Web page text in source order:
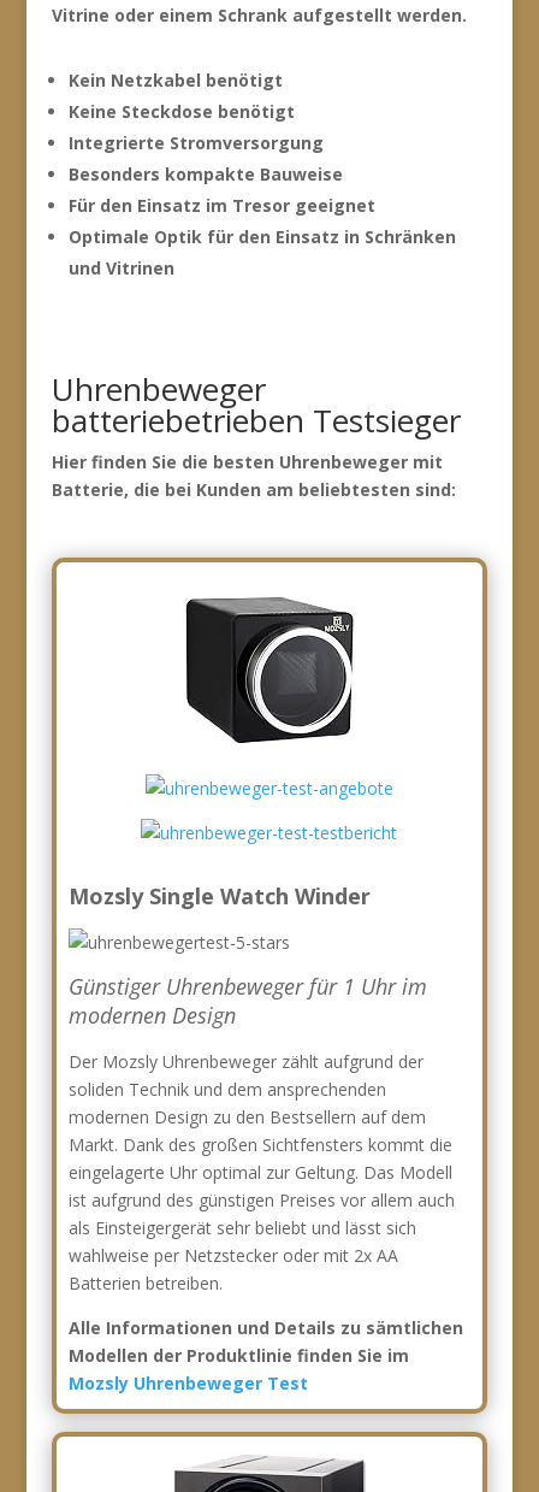
Vitrine oder einem Schrank aufgestellt werden.
Kein Netzkabel benötigt
Keine Steckdose benötigt
Integrierte Stromversorgung
Besonders kompakte Bauweise
Für den Einsatz im Tresor geeignet
Optimale Optik für den Einsatz in Schränken
und Vitrinen
Uhrenbeweger
batteriebetrieben Testsieger
Hier finden Sie die besten Uhrenbeweger mit
Batterie, die bei Kunden am beliebtesten sind:
Mozsly Single Watch Winder
Günstiger Uhrenbeweger für 1 Uhr im
modernen Design
Der Mozsly Uhrenbeweger zählt aufgrund der
soliden Technik und dem ansprechenden
modernen Design zu den Bestsellern auf dem
Markt. Dank des großen Sichtfensters kommt die
eingelagerte Uhr optimal zur Geltung. Das Modell
ist aufgrund des günstigen Preises vor allem auch
als Einsteigergerät sehr beliebt und lässt sich
wahlweise per Netzstecker oder mit 2x AA
Batterien betreiben.
Alle Informationen und Details zu sämtlichen
Modellen der Produktlinie finden Sie im
Mozsly Uhrenbeweger Test